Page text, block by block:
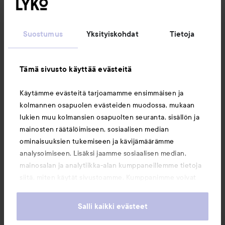
Suostumus Yksityiskohdat Tietoja
Tämä sivusto käyttää evästeitä
Käytämme evästeitä tarjoamamme ensimmäisen ja
kolmannen osapuolen evästeiden muodossa, mukaan
lukien muu kolmansien osapuolten seuranta, sisällön ja
mainosten räätälöimiseen, sosiaalisen median
ominaisuuksien tukemiseen ja kävijämäärämme
analysoimiseen. Lisäksi jaamme sosiaalisen median,
mainosalan ja analytiikka-alan kumppaneillemme tietoja
heille tai joita on kerätty, kun olet käyttänyt heidän
Salli kaikki evästeet
Seuraa meitä
Asiakaspalvelu
Tietoja
Saattaisit myös tykätä